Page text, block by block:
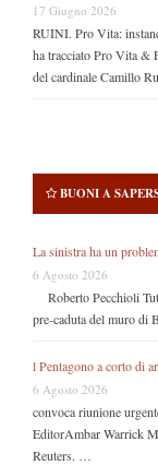
17 Giugno 2026
RUINI. Pro Vita:
ha tracciato Pro Vita &
del cardinale Camillo
BUONI A
La sinistra ha un
6 Agosto 2026
Roberto Pecchioli
pre-caduta del muro di
l Pentagono a corto di
6 Agosto 2026
convoca riunione
EditorAmbar Warrick
Reuters. …